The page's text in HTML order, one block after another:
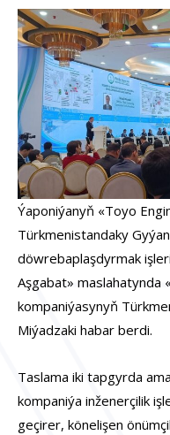
Ýaponiýanyň «Toyo
Türkmenistandaky
döwrebaplaşdyrmak
Aşgabat» maslahatynda
kompaniýasynyň
Miýadzaki habar berdi.
Taslama iki tapgyrda
kompaniýa inženerçilik
geçirer, könelişen